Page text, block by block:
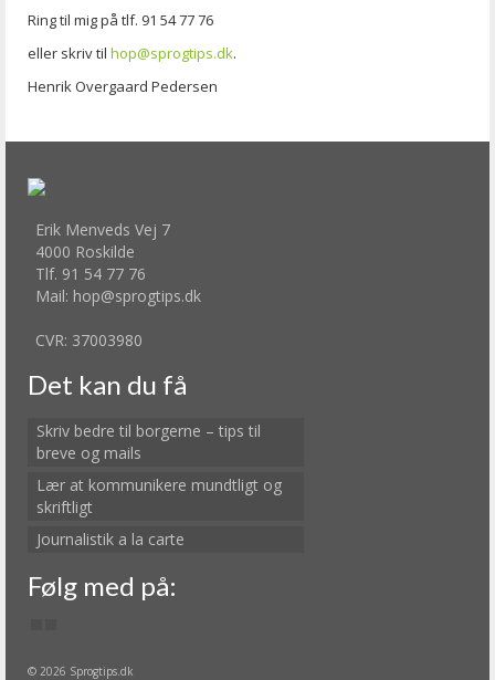
Ring til mig på tlf. 91 54 77 76
eller skriv til hop@sprogtips.dk.
Henrik Overgaard Pedersen
Erik Menveds Vej 7
4000 Roskilde
Tlf. 91 54 77 76
Mail: hop@sprogtips.dk
CVR: 37003980
Det kan du få
Skriv bedre til borgerne – tips til
breve og mails
Lær at kommunikere mundtligt og
skriftligt
Journalistik a la carte
Følg med på:
© 2026 Sprogtips.dk